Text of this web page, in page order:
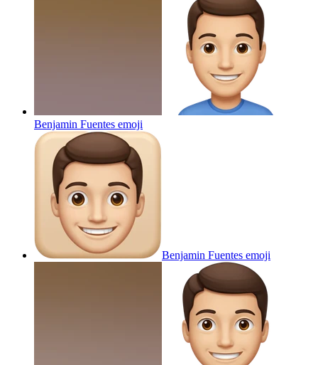
Benjamin Fuentes emoji
Benjamin Fuentes emoji